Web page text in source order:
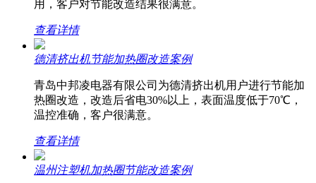
用，客户对节能改造结果很满意。
查看详情
德清挤出机节能加热圈改造案例
青岛中邦凌电器有限公司为德清挤出机用户进行节能加
热圈改造，改造后省电30%以上，表面温度低于70℃，
温控准确，客户很满意。
查看详情
温州注塑机加热圈节能改造案例